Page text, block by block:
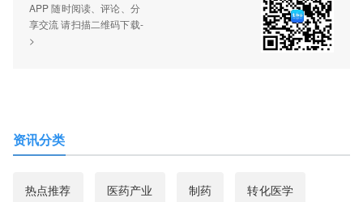
APP 随时阅读、评论、分
享交流 请扫描二维码下载-
>
资讯分类
热点推荐 医药产业 制药 转化医学